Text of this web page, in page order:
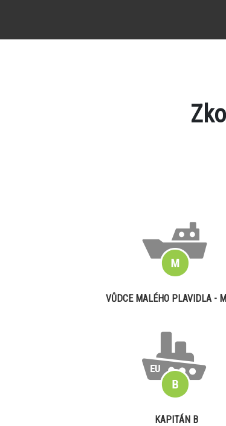
VŮDCE MALÉHO PLAVIDLA -
KAPITÁN B